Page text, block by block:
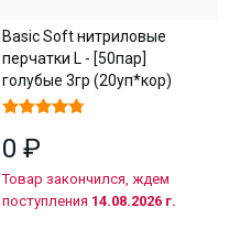
Basic Soft нитриловые
перчатки L - [50пар]
голубые 3гр (20уп*кор)
0 ₽
Товар закончился, ждем
поступления 14.08.2026 г.